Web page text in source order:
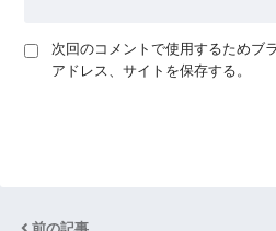
次回のコメントで使用するためブ
アドレス、サイトを保存する。